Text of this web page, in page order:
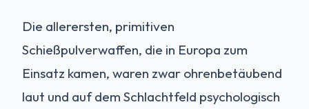
Die allerersten, primitiven
Schießpulverwaffen, die in Europa zum
Einsatz kamen, waren zwar ohrenbetäubend
laut und auf dem Schlachtfeld psychologisch